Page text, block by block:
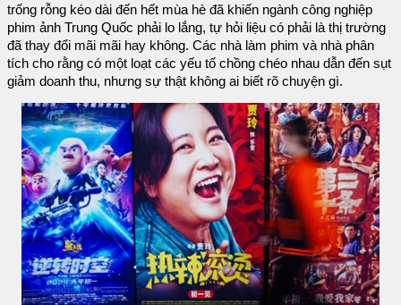
trống rỗng kéo dài đến hết mùa hè đã khiến ngành công nghiệp
phim ảnh Trung Quốc phải lo lắng, tự hỏi liệu có phải là thị trường
đã thay đổi mãi mãi hay không. Các nhà làm phim và nhà phân
tích cho rằng có một loạt các yếu tố chồng chéo nhau dẫn đến sụt
giảm doanh thu, nhưng sự thật không ai biết rõ chuyện gì.